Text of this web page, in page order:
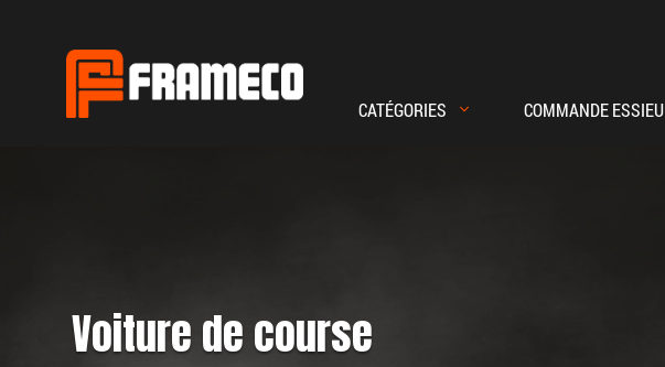
CATÉGORIES COMMANDE ESSIEU
Voiture de course